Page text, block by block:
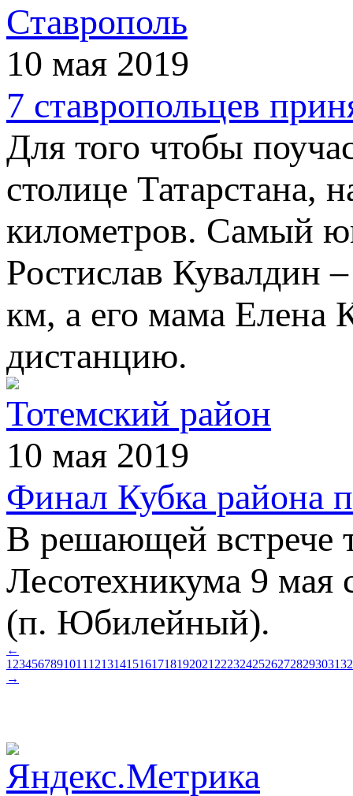
Ставрополь
10 мая 2019
7 ставропольцев
Для того чтобы
столице Татарстана,
километров. Самый
Ростислав Кувалдин
км, а его мама Елена
дистанцию.
Тотемский район
10 мая 2019
Финал Кубка района
В решающей
Лесотехникума 9 мая
(п. Юбилейный).
←
1 234567891011 12131415161718192021 2223242526272829303132
→